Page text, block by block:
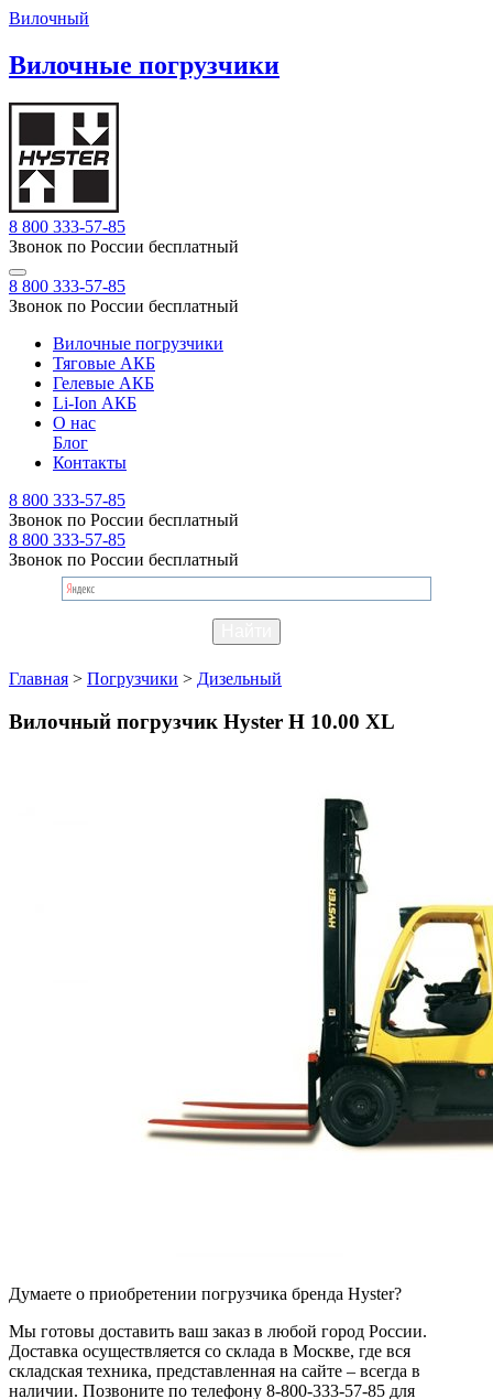
Вилочный
Вилочные погрузчики
8 800 333-57-85
Звонок по России бесплатный
8 800 333-57-85
Звонок по России бесплатный
Вилочные погрузчики
Тяговые АКБ
Гелевые АКБ
Li-Ion АКБ
О нас
Блог
Контакты
8 800 333-57-85
Звонок по России бесплатный
8 800 333-57-85
Звонок по России бесплатный
Главная > Погрузчики > Дизельный
Вилочный погрузчик Hyster H 10.00 XL
Думаете о приобретении погрузчика бренда Hyster?
Мы готовы доставить ваш заказ в любой город России.
Доставка осуществляется со склада в Москве, где вся
складская техника, представленная на сайте – всегда в
наличии. Позвоните по телефону 8-800-333-57-85 для